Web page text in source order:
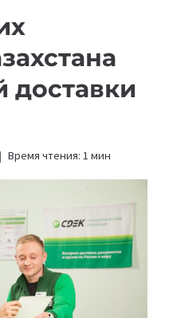
доставки
Время чтения: 1 мин